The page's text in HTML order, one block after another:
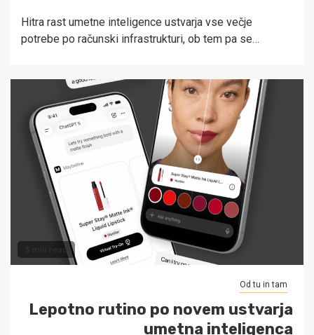
Hitra rast umetne inteligence ustvarja vse večje
potrebe po računski infrastrukturi, ob tem pa se…
3 min read
Od tu in tam
Lepotno rutino po novem ustvarja
umetna inteligenca